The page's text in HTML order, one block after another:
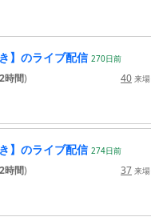
】のライブ配信 270日前
2時間) 40 来場
】のライブ配信 274日前
2時間) 37 来場